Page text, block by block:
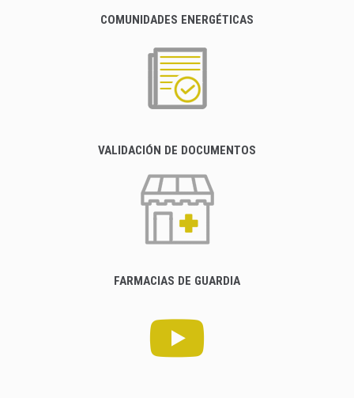
COMUNIDADES ENERGÉTICAS
VALIDACIÓN DE DOCUMENTOS
FARMACIAS DE GUARDIA